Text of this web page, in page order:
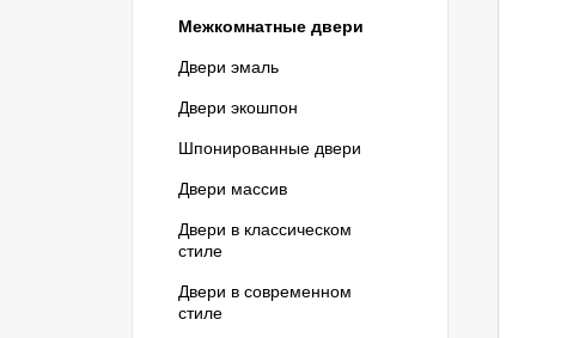
Межкомнатные двери
Двери эмаль
Двери экошпон
Шпонированные двери
Двери массив
Двери в классическом
стиле
Двери в современном
стиле